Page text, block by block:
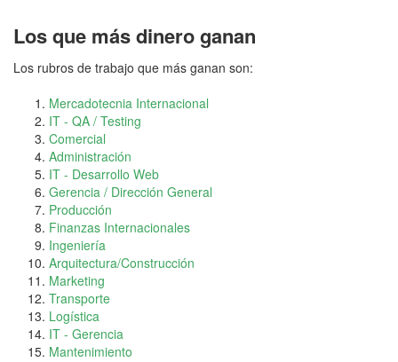
Los que más dinero ganan
Los rubros de trabajo que más ganan son:
Mercadotecnia Internacional
IT - QA / Testing
Comercial
Administración
IT - Desarrollo Web
Gerencia / Dirección General
Producción
Finanzas Internacionales
Ingeniería
Arquitectura/Construcción
Marketing
Transporte
Logística
IT - Gerencia
Mantenimiento